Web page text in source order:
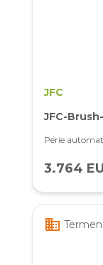
JFC
JFC-
Perie
3.764
business